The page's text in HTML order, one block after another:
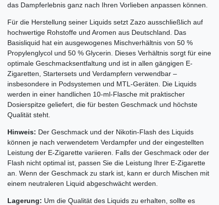
das Dampferlebnis ganz nach Ihren Vorlieben anpassen können.
Für die Herstellung seiner Liquids setzt Zazo ausschließlich auf
hochwertige Rohstoffe und Aromen aus Deutschland. Das
Basisliquid hat ein ausgewogenes Mischverhältnis von 50 %
Propylenglycol und 50 % Glycerin. Dieses Verhältnis sorgt für eine
optimale Geschmacksentfaltung und ist in allen gängigen E-
Zigaretten, Startersets und Verdampfern verwendbar –
insbesondere in Podsystemen und MTL-Geräten. Die Liquids
werden in einer handlichen 10-ml-Flasche mit praktischer
Dosierspitze geliefert, die für besten Geschmack und höchste
Qualität steht.
Hinweis: Der Geschmack und der Nikotin-Flash des Liquids
können je nach verwendetem Verdampfer und der eingestellten
Leistung der E-Zigarette variieren. Falls der Geschmack oder der
Flash nicht optimal ist, passen Sie die Leistung Ihrer E-Zigarette
an. Wenn der Geschmack zu stark ist, kann er durch Mischen mit
einem neutraleren Liquid abgeschwächt werden.
Lagerung: Um die Qualität des Liquids zu erhalten, sollte es